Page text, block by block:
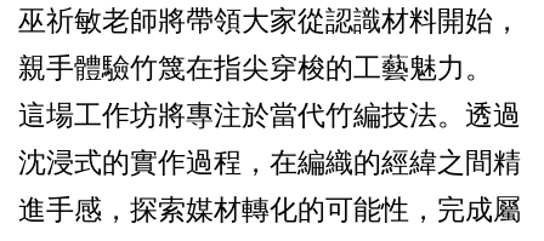
巫祈敏老師將帶領大家從認識材料開始，
親手體驗竹篾在指尖穿梭的工藝魅力。
這場工作坊將專注於當代竹編技法。透過
沈浸式的實作過程，在編織的經緯之間精
進手感，探索媒材轉化的可能性，完成屬